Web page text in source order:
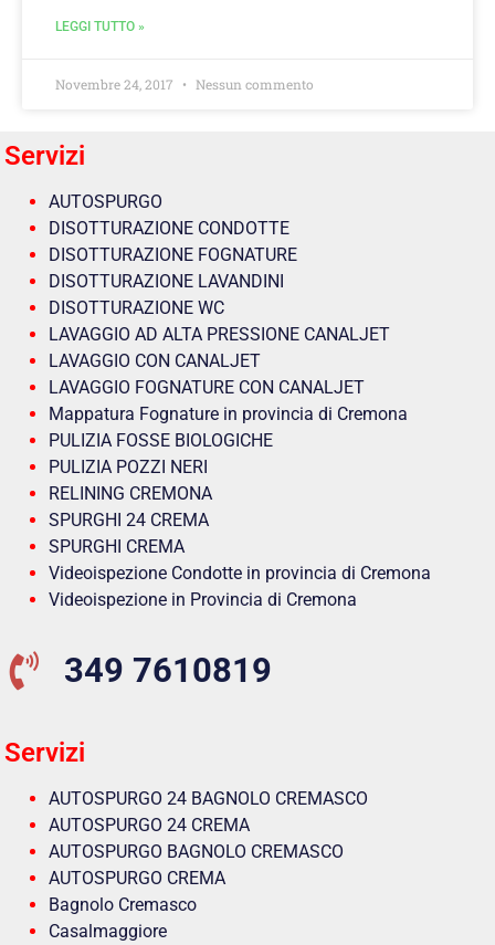
LEGGI TUTTO »
Novembre 24, 2017 Nessun commento
Servizi
AUTOSPURGO
DISOTTURAZIONE CONDOTTE
DISOTTURAZIONE FOGNATURE
DISOTTURAZIONE LAVANDINI
DISOTTURAZIONE WC
LAVAGGIO AD ALTA PRESSIONE CANALJET
LAVAGGIO CON CANALJET
LAVAGGIO FOGNATURE CON CANALJET
Mappatura Fognature in provincia di Cremona
PULIZIA FOSSE BIOLOGICHE
PULIZIA POZZI NERI
RELINING CREMONA
SPURGHI 24 CREMA
SPURGHI CREMA
Videoispezione Condotte in provincia di Cremona
Videoispezione in Provincia di Cremona
349 7610819
Servizi
AUTOSPURGO 24 BAGNOLO CREMASCO
AUTOSPURGO 24 CREMA
AUTOSPURGO BAGNOLO CREMASCO
AUTOSPURGO CREMA
Bagnolo Cremasco
Casalmaggiore